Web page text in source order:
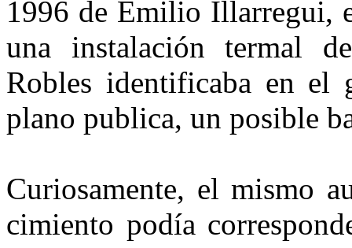
1996 de Emilio Illarregui,
una instala­ción termal
Robles identifica­ba en
plano publica, un po­sible
Curiosamente, el mismo
cimiento podía